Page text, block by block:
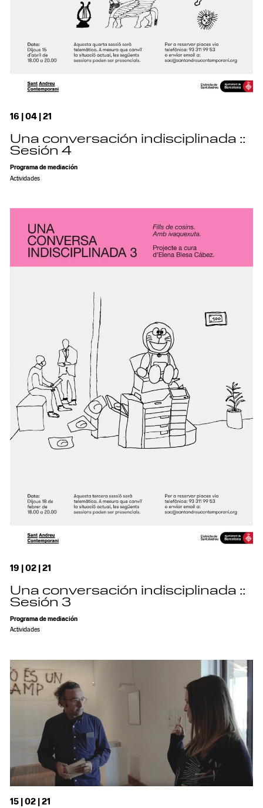
16 | 04 | 21
Una conversación indisciplinada ::
Sesión 4
Programa de mediación
Actividades
19 | 02 | 21
Una conversación indisciplinada ::
Sesión 3
Programa de mediación
Actividades
15 | 02 | 21